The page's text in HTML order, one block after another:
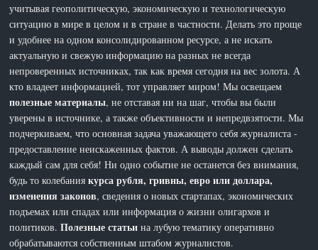
учитывая геополитическую, экономическую и технологическую
ситуацию в мире в целом и в стране в частности. Делать это проще
и удобнее на одном консолидированном ресурсе, а не искать
актуальную и свежую информацию на разных не всегда
непроверенных источниках, так как время сегодня на вес золота. А
кто владеет информацией, тот управляет миром! Мы освещаем
полезные материалы, не отставая ни на шаг, чтобы вы были
уверены в источнике, а также объективности и непредвзятости. Мы
подчеркиваем, что основная задача уважающего себя журналиста -
предоставление неискаженных фактов. А выводы должен сделать
каждый сам для себя! Ни одно событие не останется без внимания,
будь то колебаниякурса рубля, гривны, евро или доллара,
изменения законов, сведения о новых стартапах, экономических
подъемах или спадах или информация о жизни олигархов и
политиков.Полезные статьи на лубую тематику оперативно
обрабатываются собственным штабом журналистов.